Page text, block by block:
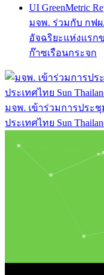
UI GreenMetric
มจพ. ร่วมกับ กฟผ
อัจฉริยะแห่งแรก
ก๊าซเรือนกระจก
มจพ. เข้าร่วมการประ
ประเทศไทย Sun